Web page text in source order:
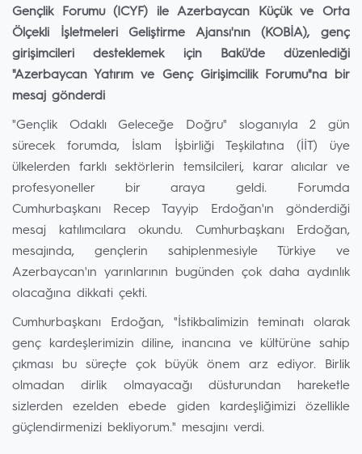
Gençlik Forumu (ICYF) ile Azerbaycan Küçük ve Orta
Ölçekli İşletmeleri Geliştirme Ajansı'nın (KOBİA), genç
girişimcileri desteklemek için Bakü'de düzenlediği
"Azerbaycan Yatırım ve Genç Girişimcilik Forumu"na bir
mesaj gönderdi
"Gençlik Odaklı Geleceğe Doğru" sloganıyla 2 gün
sürecek forumda, İslam İşbirliği Teşkilatına (İİT) üye
ülkelerden farklı sektörlerin temsilcileri, karar alıcılar ve
profesyoneller bir araya geldi. Forumda
Cumhurbaşkanı Recep Tayyip Erdoğan'ın gönderdiği
mesaj katılımcılara okundu. Cumhurbaşkanı Erdoğan,
mesajında, gençlerin sahiplenmesiyle Türkiye ve
Azerbaycan'ın yarınlarının bugünden çok daha aydınlık
olacağına dikkati çekti.
Cumhurbaşkanı Erdoğan, "İstikbalimizin teminatı olarak
genç kardeşlerimizin diline, inancına ve kültürüne sahip
çıkması bu süreçte çok büyük önem arz ediyor. Birlik
olmadan dirlik olmayacağı düsturundan hareketle
sizlerden ezelden ebede giden kardeşliğimizi özellikle
güçlendirmenizi bekliyorum." mesajını verdi.